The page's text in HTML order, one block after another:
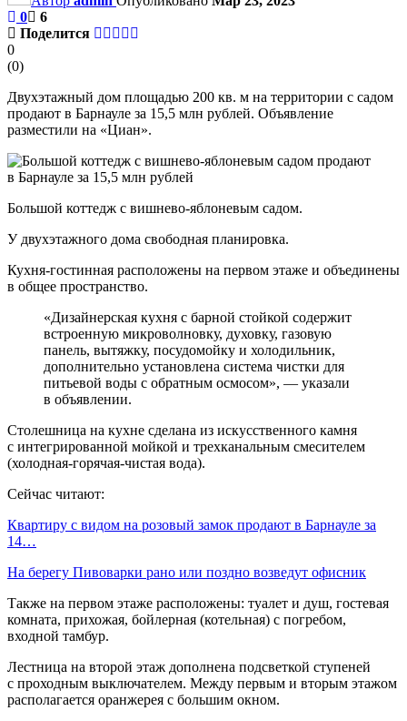
0
6
Поделится
0
(0)
Двухэтажный дом площадью 200 кв. м на территории с садом
продают в Барнауле за 15,5 млн рублей. Объявление
разместили на «Циан».
Большой коттедж с вишнево-яблоневым садом.
У двухэтажного дома свободная планировка.
Кухня-гостинная расположены на первом этаже и объединены
в общее пространство.
«Дизайнерская кухня с барной стойкой содержит
встроенную микроволновку, духовку, газовую
панель, вытяжку, посудомойку и холодильник,
дополнительно установлена система чистки для
питьевой воды с обратным осмосом», — указали
в объявлении.
Столешница на кухне сделана из искусственного камня
с интегрированной мойкой и трехканальным смесителем
(холодная-горячая-чистая вода).
Сейчас читают:
Квартиру с видом на розовый замок продают в Барнауле за
14…
На берегу Пивоварки рано или поздно возведут офисник
Также на первом этаже расположены: туалет и душ, гостевая
комната, прихожая, бойлерная (котельная) с погребом,
входной тамбур.
Лестница на второй этаж дополнена подсветкой ступеней
с проходным выключателем. Между первым и вторым этажом
располагается оранжерея с большим окном.